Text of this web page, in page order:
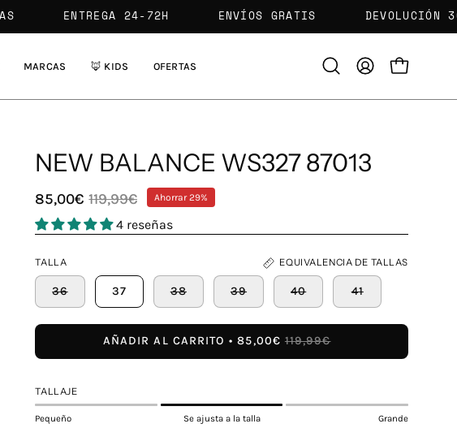
DÍAS ENTREGA 24-72H ENVÍOS GRATIS
MARCAS 🦊 KIDS OFERTAS
Abrir
de
MI
CARRO
NEW BALANCE WS327 87013
85,00€ 119,99€ Ahorrar29%
4 reseñas
TALLA EQUIVALENCIA DE TALLAS
36 37 38 39 40 41
AÑADIR AL CARRITO 85,00€ 119,99€
TALLAJE
Pequeño Se ajusta a la talla Grande